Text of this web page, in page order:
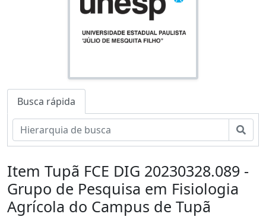
Busca rápida
Item Tupã FCE DIG 20230328.089 -
Grupo de Pesquisa em Fisiologia
Agrícola do Campus de Tupã